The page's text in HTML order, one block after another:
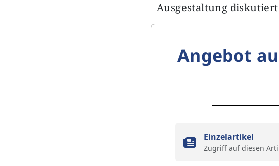
Ausgestaltung
Angebot
Einzelartikel
Zugriff auf diesen